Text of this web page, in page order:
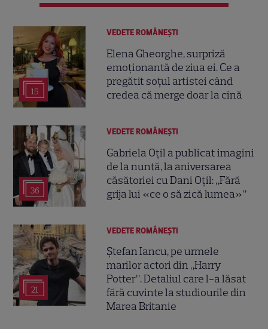
15
VEDETE ROMÂNEŞTI
Elena Gheorghe, surpriză
emoționantă de ziua ei. Ce a
pregătit soțul artistei când
credea că merge doar la cină
36
VEDETE ROMÂNEŞTI
Gabriela Oțil a publicat imagini
de la nuntă, la aniversarea
căsătoriei cu Dani Oțil: „Fără
grija lui «ce o să zică lumea»”
21
VEDETE ROMÂNEŞTI
Ștefan Iancu, pe urmele
marilor actori din „Harry
Potter”. Detaliul care l-a lăsat
fără cuvinte la studiourile din
Marea Britanie